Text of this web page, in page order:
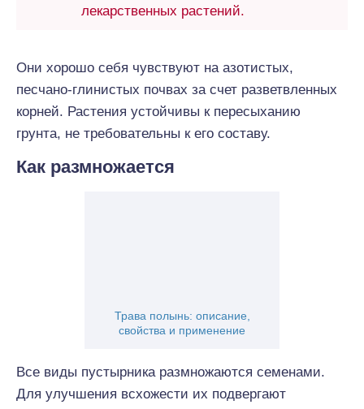
лекарственных растений.
Они хорошо себя чувствуют на азотистых,
песчано-глинистых почвах за счет разветвленных
корней. Растения устойчивы к пересыханию
грунта, не требовательны к его составу.
Как размножается
Трава полынь: описание,
свойства и применение
Все виды пустырника размножаются семенами.
Для улучшения всхожести их подвергают